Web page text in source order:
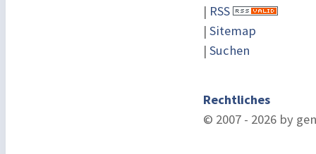
| RSS
| Sitemap
| Suchen
Rechtliches
© 2007 - 2026 by